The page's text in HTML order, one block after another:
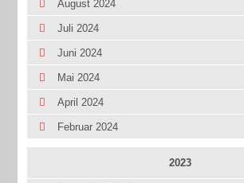
August 2024
Juli 2024
Juni 2024
Mai 2024
April 2024
Februar 2024
2023